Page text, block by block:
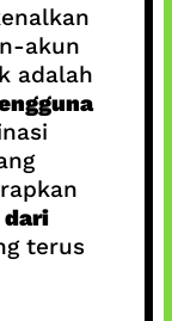
akun
adalah
dari
terus